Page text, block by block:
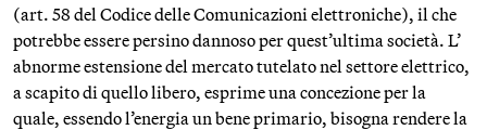
(art. 58 del Codice delle Comunicazioni elettroniche), il che
potrebbe essere persino dannoso per quest’ultima società. L’
abnorme estensione del mercato tutelato nel settore elettrico,
a scapito di quello libero, esprime una concezione per la
quale, essendo l’energia un bene primario, bisogna rendere la